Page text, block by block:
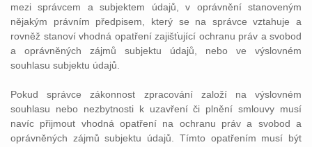
mezi správcem a subjektem údajů, v oprávnění stanoveným
nějakým právním předpisem, který se na správce vztahuje a
rovněž stanoví vhodná opatření zajišťující ochranu práv a svobod
a oprávněných zájmů subjektu údajů, nebo ve výslovném
souhlasu subjektu údajů.
Pokud správce zákonnost zpracování založí na výslovném
souhlasu nebo nezbytnosti k uzavření či plnění smlouvy musí
navíc přijmout vhodná opatření na ochranu práv a svobod a
oprávněných zájmů subjektu údajů. Tímto opatřením musí být